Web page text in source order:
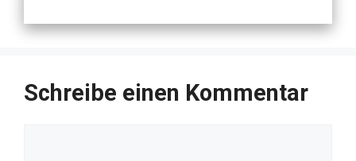
Schreibe einen Kommentar